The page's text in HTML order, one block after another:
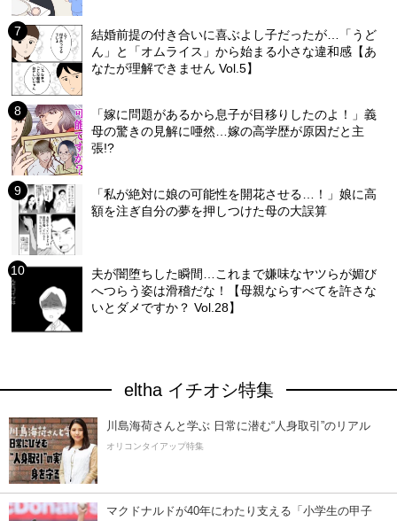
結婚前提の付き合いに喜ぶよし子だったが…「うど
ん」と「オムライス」から始まる小さな違和感【あ
なたが理解できません Vol.5】
「嫁に問題があるから息子が目移りしたのよ！」義
母の驚きの見解に唖然…嫁の高学歴が原因だと主
張!?
「私が絶対に娘の可能性を開花させる…！」娘に高
額を注ぎ自分の夢を押しつけた母の大誤算
夫が闇堕ちした瞬間…これまで嫌味なヤツらが媚び
へつらう姿は滑稽だな！【母親ならすべてを許さな
いとダメですか？ Vol.28】
eltha イチオシ特集
川島海荷さんと学ぶ 日常に潜む“人身取引”のリアル
オリコンタイアップ特集
マクドナルドが40年にわたり支える「小学生の甲子